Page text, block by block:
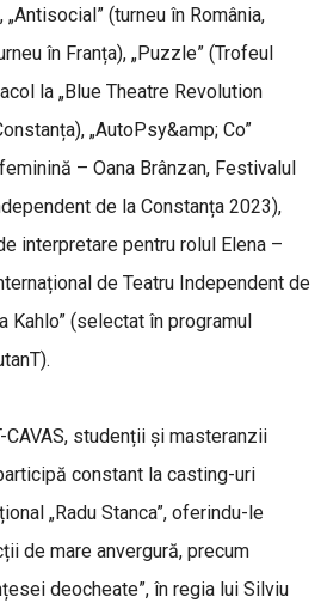
(turneu în România,
în Franța), „Puzzle” (Trofeul
la „Blue Theatre Revolution
„AutoPsy&amp; Co”
– Oana Brânzan, Festivalul
de la Constanța 2023),
interpretare pentru rolul Elena –
de Teatru Independent de
Kahlo” (selectat în programul
studenții și masteranzii
constant la casting-uri
„Radu Stanca”, oferindu-le
de mare anvergură, precum
deocheate”, în regia lui Silviu